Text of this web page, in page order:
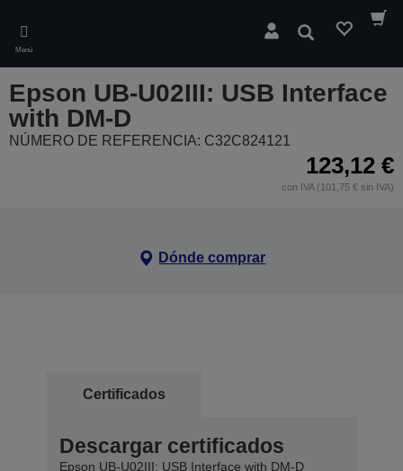
main
content
Menú
Buscar
Epson UB-U02III: USB Interface
with DM-D
NÚMERO DE REFERENCIA: C32C824121
123,12 €
con IVA (101,75 € sin IVA)
Dónde comprar
Certificados
Descargar certificados
Epson UB-U02III: USB Interface with DM-D